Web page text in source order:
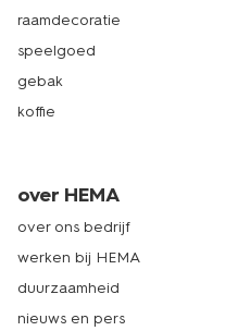
raamdecoratie
speelgoed
gebak
koffie
over HEMA
over ons bedrijf
werken bij HEMA
duurzaamheid
nieuws en pers